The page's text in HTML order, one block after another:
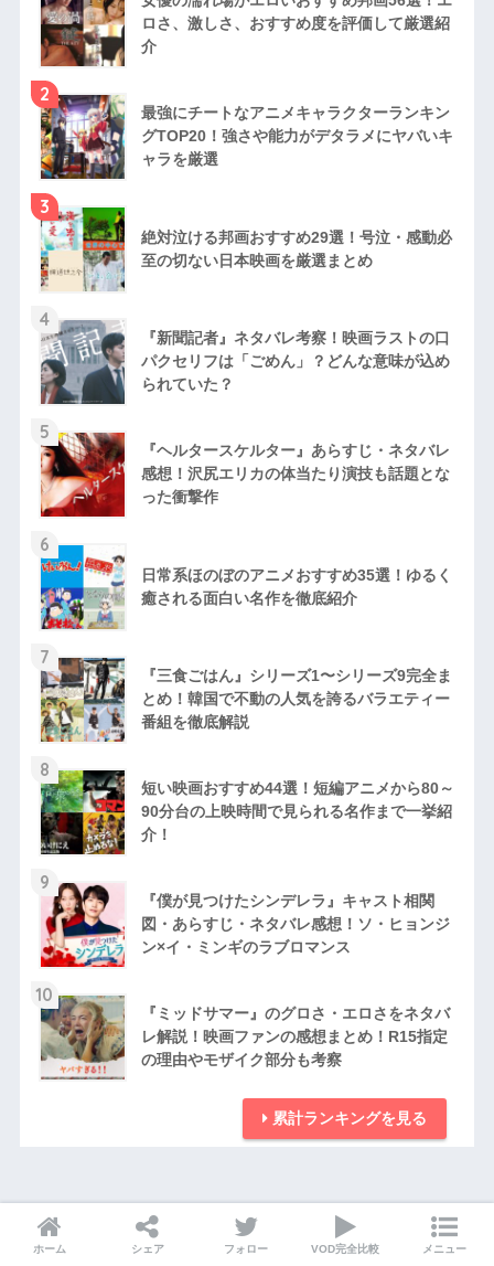
ロさ、激しさ、おすすめ度を評価して厳選紹
介
2
最強にチートなアニメキャラクターランキン
グTOP20！強さや能力がデタラメにヤバいキ
ャラを厳選
3
絶対泣ける邦画おすすめ29選！号泣・感動必
至の切ない日本映画を厳選まとめ
4
『新聞記者』ネタバレ考察！映画ラストの口
パクセリフは「ごめん」？どんな意味が込め
られていた？
5
『ヘルタースケルター』あらすじ・ネタバレ
感想！沢尻エリカの体当たり演技も話題とな
った衝撃作
6
日常系ほのぼのアニメおすすめ35選！ゆるく
癒される面白い名作を徹底紹介
7
『三食ごはん』シリーズ1〜シリーズ9完全ま
とめ！韓国で不動の人気を誇るバラエティー
番組を徹底解説
8
短い映画おすすめ44選！短編アニメから80～
90分台の上映時間で見られる名作まで一挙紹
介！
9
『僕が見つけたシンデレラ』キャスト相関
図・あらすじ・ネタバレ感想！ソ・ヒョンジ
ン×イ・ミンギのラブロマンス
10
『ミッドサマー』のグロさ・エロさをネタバ
レ解説！映画ファンの感想まとめ！R15指定
の理由やモザイク部分も考察
累計ランキングを見る
ホーム シェア フォロー VOD完全比較 メニュー